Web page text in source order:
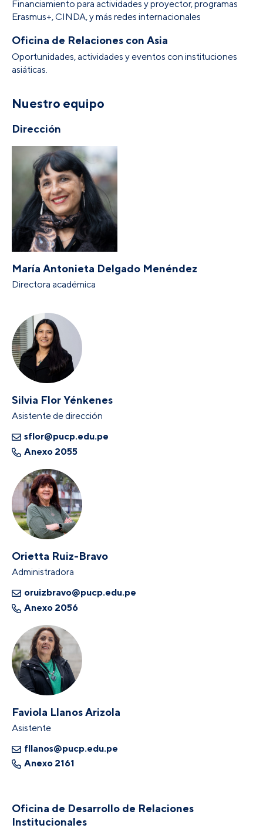
Financiamiento para actividades y proyector, programas
Erasmus+, CINDA, y más redes internacionales
Oficina de Relaciones con Asia
Oportunidades, actividades y eventos con instituciones
asiáticas.
Nuestro equipo
Dirección
María Antonieta Delgado Menéndez
Directora académica
Silvia Flor Yénkenes
Asistente de dirección
sflor@pucp.edu.pe
Anexo 2055
Orietta Ruiz-Bravo
Administradora
oruizbravo@pucp.edu.pe
Anexo 2056
Faviola Llanos Arizola
Asistente
fllanos@pucp.edu.pe
Anexo 2161
Oficina de Desarrollo de Relaciones
Institucionales